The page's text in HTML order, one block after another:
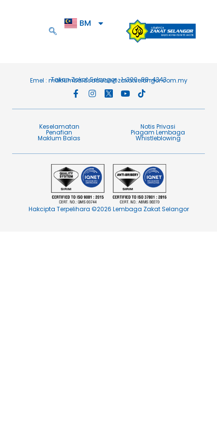
BM
EN
Talian Zakat Selangor : 1-300-88-4343
Emel : maklumbalasaduan@zakatselangor.com.my
Keselamatan Notis Privasi
Penafian​ Piagam Lembaga​
Maklum Balas​ Whistleblowing
Hakcipta Terpelihara ©2026 Lembaga Zakat Selangor